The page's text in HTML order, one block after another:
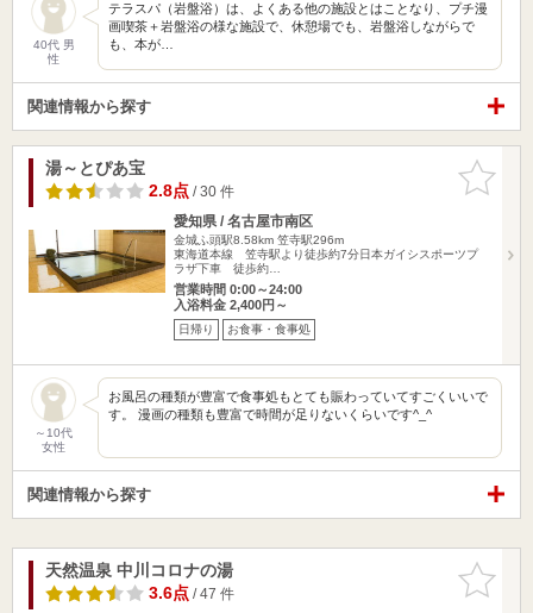
40代 男
性
テラスパ（岩盤浴）は、よくある他の施設とはことなり、プチ漫
画喫茶＋岩盤浴の様な施設で、休憩場でも、岩盤浴しながらで
も、本が…
関連情報から探す
お気に入
りに追加
湯～とぴあ宝
2.8点/ 30 件
愛知県 / 名古屋市南区
金城ふ頭駅8.58km 笠寺駅296m
東海道本線 笠寺駅より徒歩約7分日本ガイシスポーツプ
ラザ下車 徒歩約…
営業時間 0:00～24:00
入浴料金 2,400円～
日帰り お食事・食事処
～10代
女性
お風呂の種類が豊富で食事処もとても賑わっていてすごくいいで
す。 漫画の種類も豊富で時間が足りないくらいです^_^
関連情報から探す
お気に入
りに追加
天然温泉 中川コロナの湯
3.6点/ 47 件